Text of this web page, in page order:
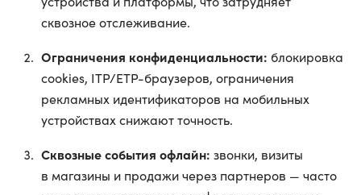
сквозное отслеживание.
Ограничения конфиденциальности: блокировка
cookies, ITP/ETP-браузеров, ограничения
рекламных идентификаторов на мобильных
устройствах снижают точность.
Сквозные события офлайн: звонки, визиты
в магазины и продажи через партнеров — часто